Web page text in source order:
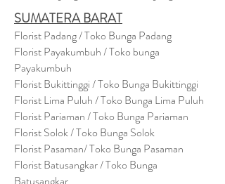
SUMATERA BARAT
Florist Padang / Toko Bunga Padang
Florist Payakumbuh / Toko bunga
Payakumbuh
Florist Bukittinggi / Toko Bunga Bukittinggi
Florist Lima Puluh / Toko Bunga Lima Puluh
Florist Pariaman / Toko Bunga Pariaman
Florist Solok / Toko Bunga Solok
Florist Pasaman/ Toko Bunga Pasaman
Florist Batusangkar / Toko Bunga